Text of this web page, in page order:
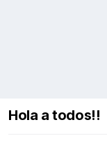
Hola a todos!!